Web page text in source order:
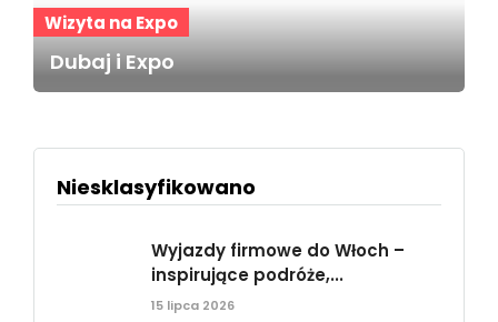
Wizyta na Expo
Dubaj i Expo
Niesklasyfikowano
Wyjazdy firmowe do Włoch –
inspirujące podróże,...
15 lipca 2026